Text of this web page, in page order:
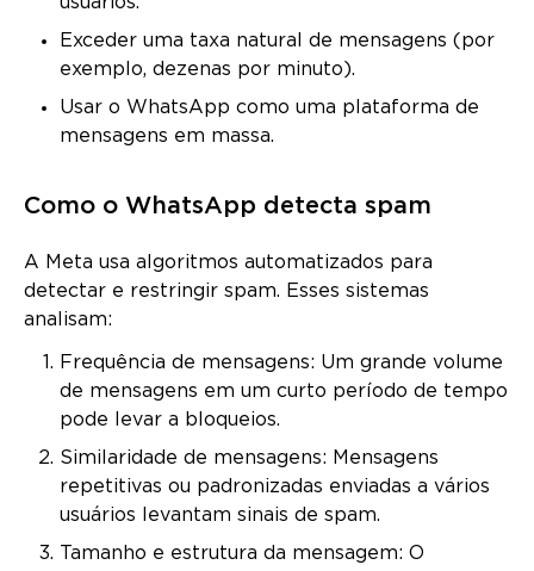
Exceder uma taxa natural de mensagens (por
exemplo, dezenas por minuto).
Usar o WhatsApp como uma plataforma de
mensagens em massa.
Como o WhatsApp detecta spam
A Meta usa algoritmos automatizados para
detectar e restringir spam. Esses sistemas
analisam:
Frequência de mensagens: Um grande volume
de mensagens em um curto período de tempo
pode levar a bloqueios.
Similaridade de mensagens: Mensagens
repetitivas ou padronizadas enviadas a vários
usuários levantam sinais de spam.
Tamanho e estrutura da mensagem: O